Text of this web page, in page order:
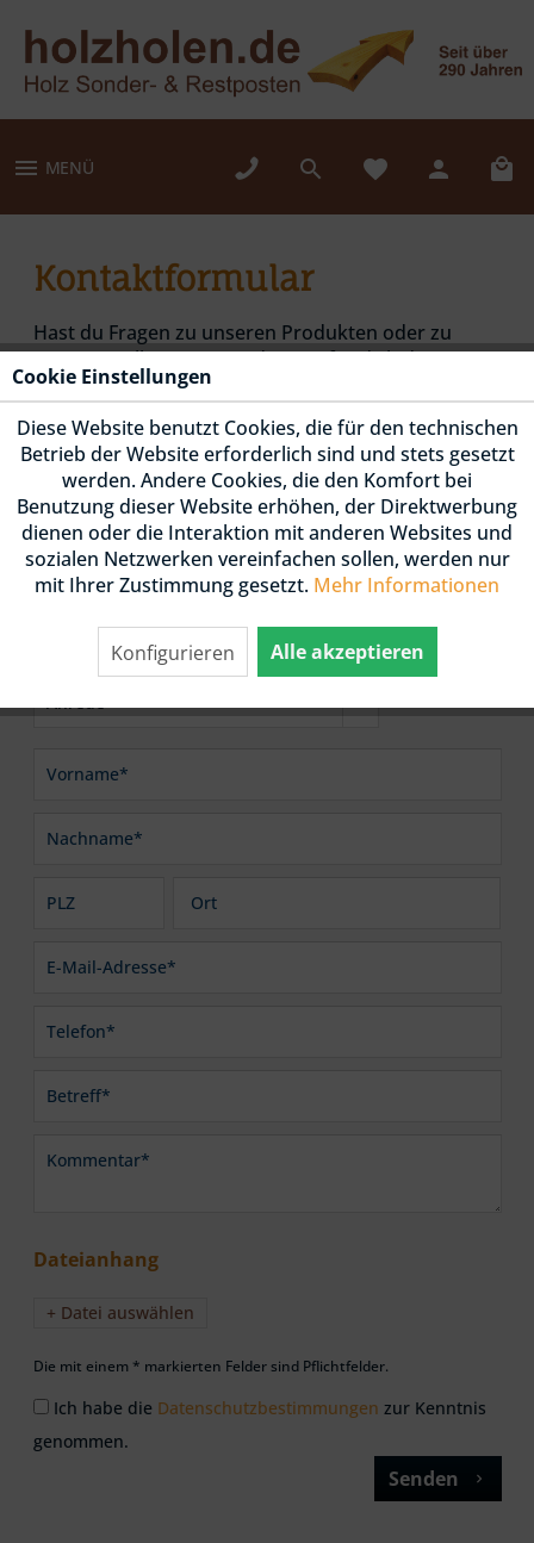
MENÜ
Kontaktformular
Hast du Fragen zu unseren Produkten oder zu
einer Bestellung? Wir sind gerne für dich da!
Telefonische Unterstützung und Beratung erhälst
du unter+49 (0) 451/40883-25 , für eine schriftliche
Nachricht kannst du ganz einfach unser
Kontaktformular nutzen.
KONTAKTFORMULAR
Dateianhang
+ Datei auswählen
Die mit einem * markierten Felder sind Pflichtfelder.
Ich habe die Datenschutzbestimmungen zur Kenntnis
genommen.
Senden
Cookie Einstellungen
Diese Website benutzt Cookies, die für den technischen
Betrieb der Website erforderlich sind und stets gesetzt
werden. Andere Cookies, die den Komfort bei
Benutzung dieser Website erhöhen, der Direktwerbung
dienen oder die Interaktion mit anderen Websites und
sozialen Netzwerken vereinfachen sollen, werden nur
mit Ihrer Zustimmung gesetzt. Mehr Informationen
Alle akzeptieren
Konfigurieren